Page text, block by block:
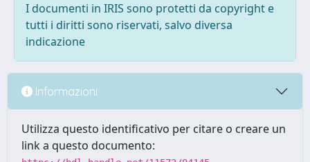
I documenti in IRIS sono protetti da copyright e
tutti i diritti sono riservati, salvo diversa
indicazione
Informazioni
Utilizza questo identificativo per citare o creare un
link a questo documento: